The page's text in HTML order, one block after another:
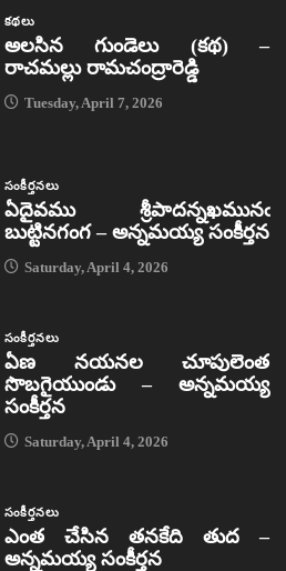
కథలు
అలసిన గుండెలు (కథ) –
రాచమల్లు రామచంద్రారెడ్డి
Tuesday, April 7, 2026
సంకీర్తనలు
ఏదైవము శ్రీపాదన్నఖమునఁ
బుట్టినగంగ – అన్నమయ్య సంకీర్తన
Saturday, April 4, 2026
సంకీర్తనలు
ఏణ నయనల చూపులెంత
సొబగైయుండు – అన్నమయ్య
సంకీర్తన
Saturday, April 4, 2026
సంకీర్తనలు
ఎంత చేసిన తనకేది తుద –
అన్నమయ్య సంకీర్తన